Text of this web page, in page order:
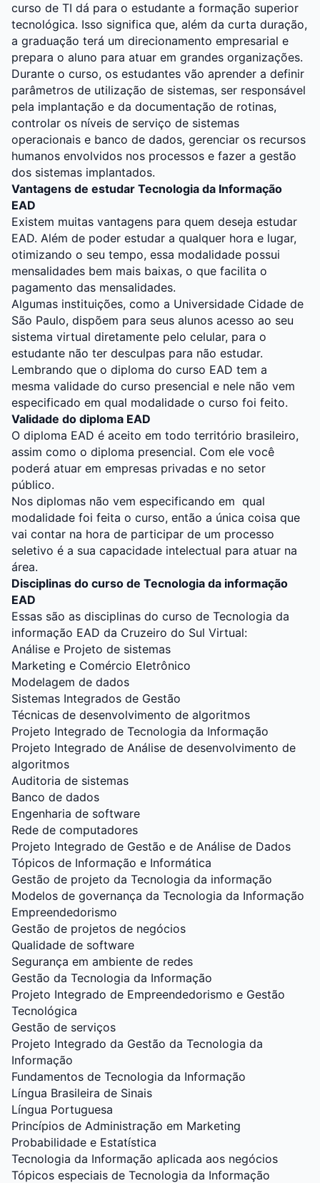
curso de TI dá para o estudante a formação superior
tecnológica. Isso significa que, além da curta duração,
a graduação terá um direcionamento empresarial e
prepara o aluno para atuar em grandes organizações.
Durante o curso, os estudantes vão aprender a definir
parâmetros de utilização de sistemas, ser responsável
pela implantação e da documentação de rotinas,
controlar os níveis de serviço de sistemas
operacionais e banco de dados, gerenciar os recursos
humanos envolvidos nos processos e fazer a gestão
dos sistemas implantados.
Vantagens de estudar Tecnologia da Informação
EAD
Existem muitas vantagens para quem deseja estudar
EAD. Além de poder estudar a qualquer hora e lugar,
otimizando o seu tempo, essa modalidade possui
mensalidades bem mais baixas, o que facilita o
pagamento das mensalidades.
Algumas instituições, como a Universidade Cidade de
São Paulo, dispõem para seus alunos acesso ao seu
sistema virtual diretamente pelo celular, para o
estudante não ter desculpas para não estudar.
Lembrando que o diploma do curso EAD tem a
mesma validade do curso presencial e nele não vem
especificado em qual modalidade o curso foi feito.
Validade do diploma EAD
O diploma EAD é aceito em todo território brasileiro,
assim como o diploma presencial. Com ele você
poderá atuar em empresas privadas e no setor
público.
Nos diplomas não vem especificando em qual
modalidade foi feita o curso, então a única coisa que
vai contar na hora de participar de um processo
seletivo é a sua capacidade intelectual para atuar na
área.
Disciplinas do curso de Tecnologia da informação
EAD
Essas são as disciplinas do curso de Tecnologia da
informação EAD da Cruzeiro do Sul Virtual:
Análise e Projeto de sistemas
Marketing e Comércio Eletrônico
Modelagem de dados
Sistemas Integrados de Gestão
Técnicas de desenvolvimento de algoritmos
Projeto Integrado de Tecnologia da Informação
Projeto Integrado de Análise de desenvolvimento de
algoritmos
Auditoria de sistemas
Banco de dados
Engenharia de software
Rede de computadores
Projeto Integrado de Gestão e de Análise de Dados
Tópicos de Informação e Informática
Gestão de projeto da Tecnologia da informação
Modelos de governança da Tecnologia da Informação
Empreendedorismo
Gestão de projetos de negócios
Qualidade de software
Segurança em ambiente de redes
Gestão da Tecnologia da Informação
Projeto Integrado de Empreendedorismo e Gestão
Tecnológica
Gestão de serviços
Projeto Integrado da Gestão da Tecnologia da
Informação
Fundamentos de Tecnologia da Informação
Língua Brasileira de Sinais
Língua Portuguesa
Princípios de Administração em Marketing
Probabilidade e Estatística
Tecnologia da Informação aplicada aos negócios
Tópicos especiais de Tecnologia da Informação